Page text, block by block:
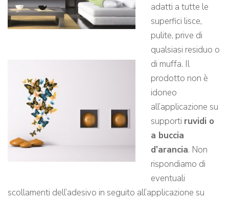
adatti a tutte le
superfici lisce,
pulite, prive di
qualsiasi residuo o
di muffa. Il
prodotto non è
idoneo
all’applicazione su
supporti ruvidi o
a buccia
d’arancia. Non
rispondiamo di
eventuali
scollamenti dell’adesivo in seguito all’applicazione su